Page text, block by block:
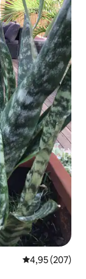
Průměrné
4,95 (207)